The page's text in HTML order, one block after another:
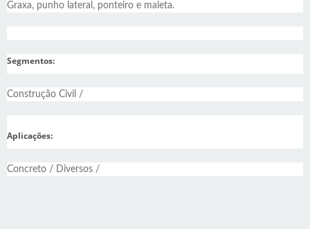
Graxa, punho lateral, ponteiro e maleta.
Segmentos:
Construção Civil /
Aplicações:
Concreto / Diversos /